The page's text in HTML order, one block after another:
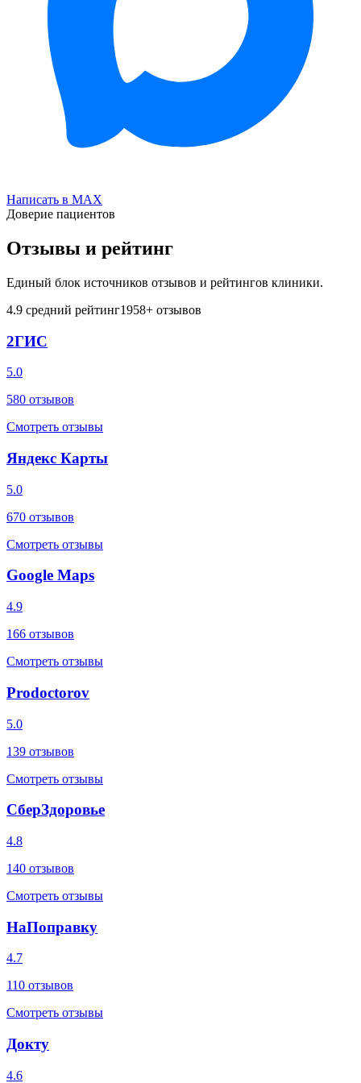
Написать в MAX
Доверие пациентов
Отзывы и рейтинг
Единый блок источников отзывов и рейтингов клиники.
4.9 средний рейтинг1958+ отзывов
2ГИС
5.0
580 отзывов
Смотреть отзывы
Яндекс Карты
5.0
670 отзывов
Смотреть отзывы
Google Maps
4.9
166 отзывов
Смотреть отзывы
Prodoctorov
5.0
139 отзывов
Смотреть отзывы
СберЗдоровье
4.8
140 отзывов
Смотреть отзывы
НаПоправку
4.7
110 отзывов
Смотреть отзывы
Докту
4.6